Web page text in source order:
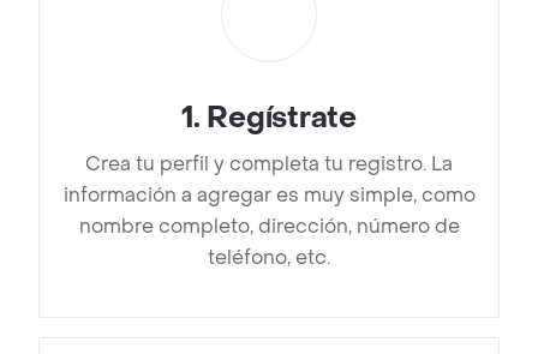
1. Regístrate
Crea tu perfil y completa tu registro. La
información a agregar es muy simple, como
nombre completo, dirección, número de
teléfono, etc.